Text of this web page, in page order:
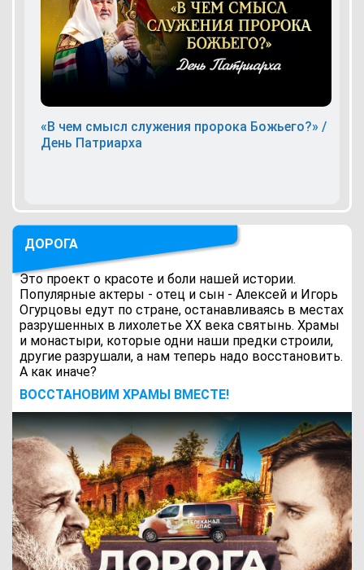
«В чем смысл служения пророка Божьего?» /
День Патриарха
ДОРОГА
Это проект о красоте и боли нашей истории.
Популярные актеры - отец и сын - Алексей и Игорь
Огурцовы едут по стране, останавливаясь в местах
разрушенных в лихолетье ХХ века святынь. Храмы
и монастыри, которые одни наши предки строили,
другие разрушали, а нам теперь надо восстановить.
А как иначе?
ВОCСТАНОВИМ ХРАМЫ ВМЕСТЕ!